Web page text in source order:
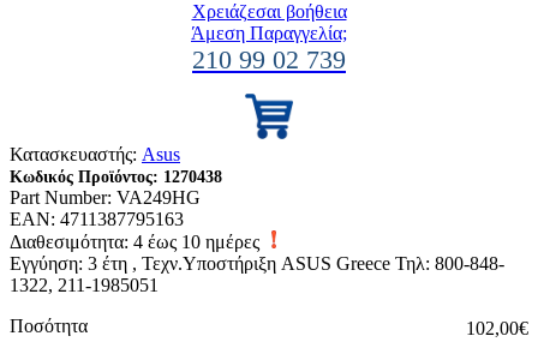
Χρειάζεσαι βοήθεια
Άμεση Παραγγελία;
210 99 02 739
Κατασκευαστής: Asus
Κωδικός Προϊόντος: 1270438
Part Number: VA249HG
EAN: 4711387795163
Διαθεσιμότητα: 4 έως 10 ημέρες
Εγγύηση: 3 έτη , Τεχν.Υποστήριξη ASUS Greece Τηλ: 800-848-
1322, 211-1985051
102,00€
Ποσότητα